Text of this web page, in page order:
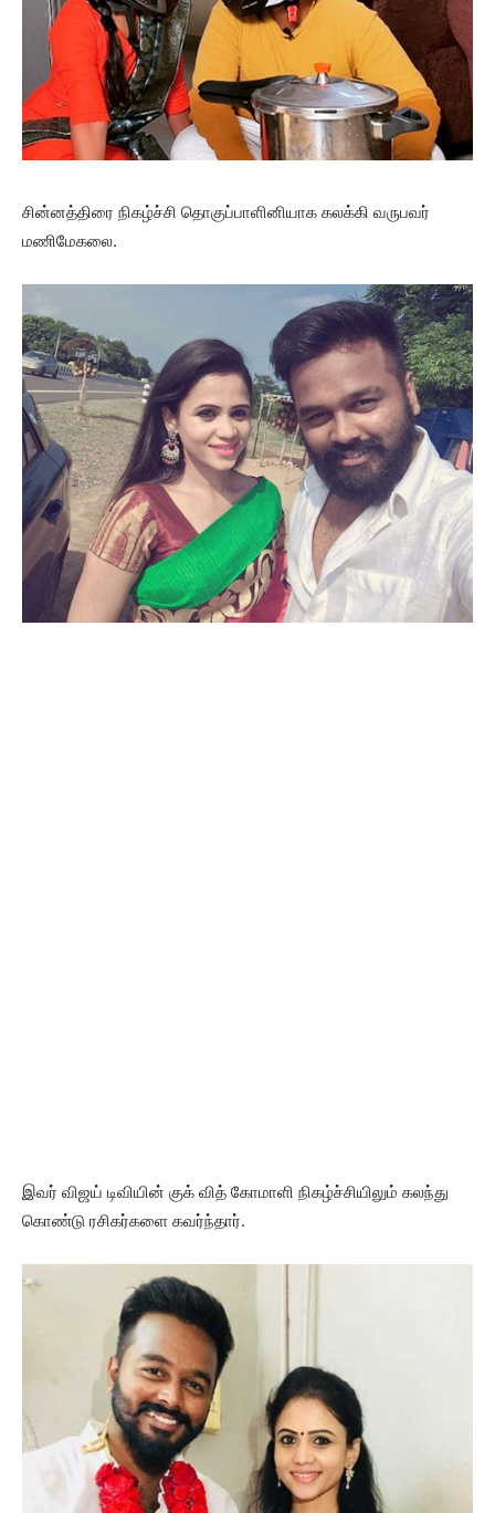
சின்னத்திரை நிகழ்ச்சி தொகுப்பாளினியாக கலக்கி வருபவர்
மணிமேகலை.
இவர் விஜய் டிவியின் குக் வித் கோமாளி நிகழ்ச்சியிலும் கலந்து
கொண்டு ரசிகர்களை கவர்ந்தார்.